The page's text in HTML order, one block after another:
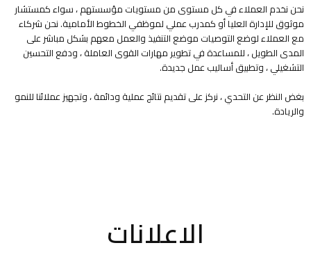
نحن نخدم العملاء في كل مستوى من مستويات مؤسستهم ، سواء كمستشار
موثوق للإدارة العليا أو كمدرب عملي لموظفي الخطوط الأمامية. نحن شركاء
مع العملاء لوضع التوصيات موضع التنفيذ والعمل معهم بشكل مباشر على
المدى الطويل ، للمساعدة في تطوير مهارات القوى العاملة ، ودفع التحسين
التشغيلي ، وتطبيق أساليب عمل جديدة.
بغض النظر عن التحدي ، نركز على تقديم نتائج عملية ودائمة ، وتجهيز عملائنا للنمو
والريادة.
الاعلانات